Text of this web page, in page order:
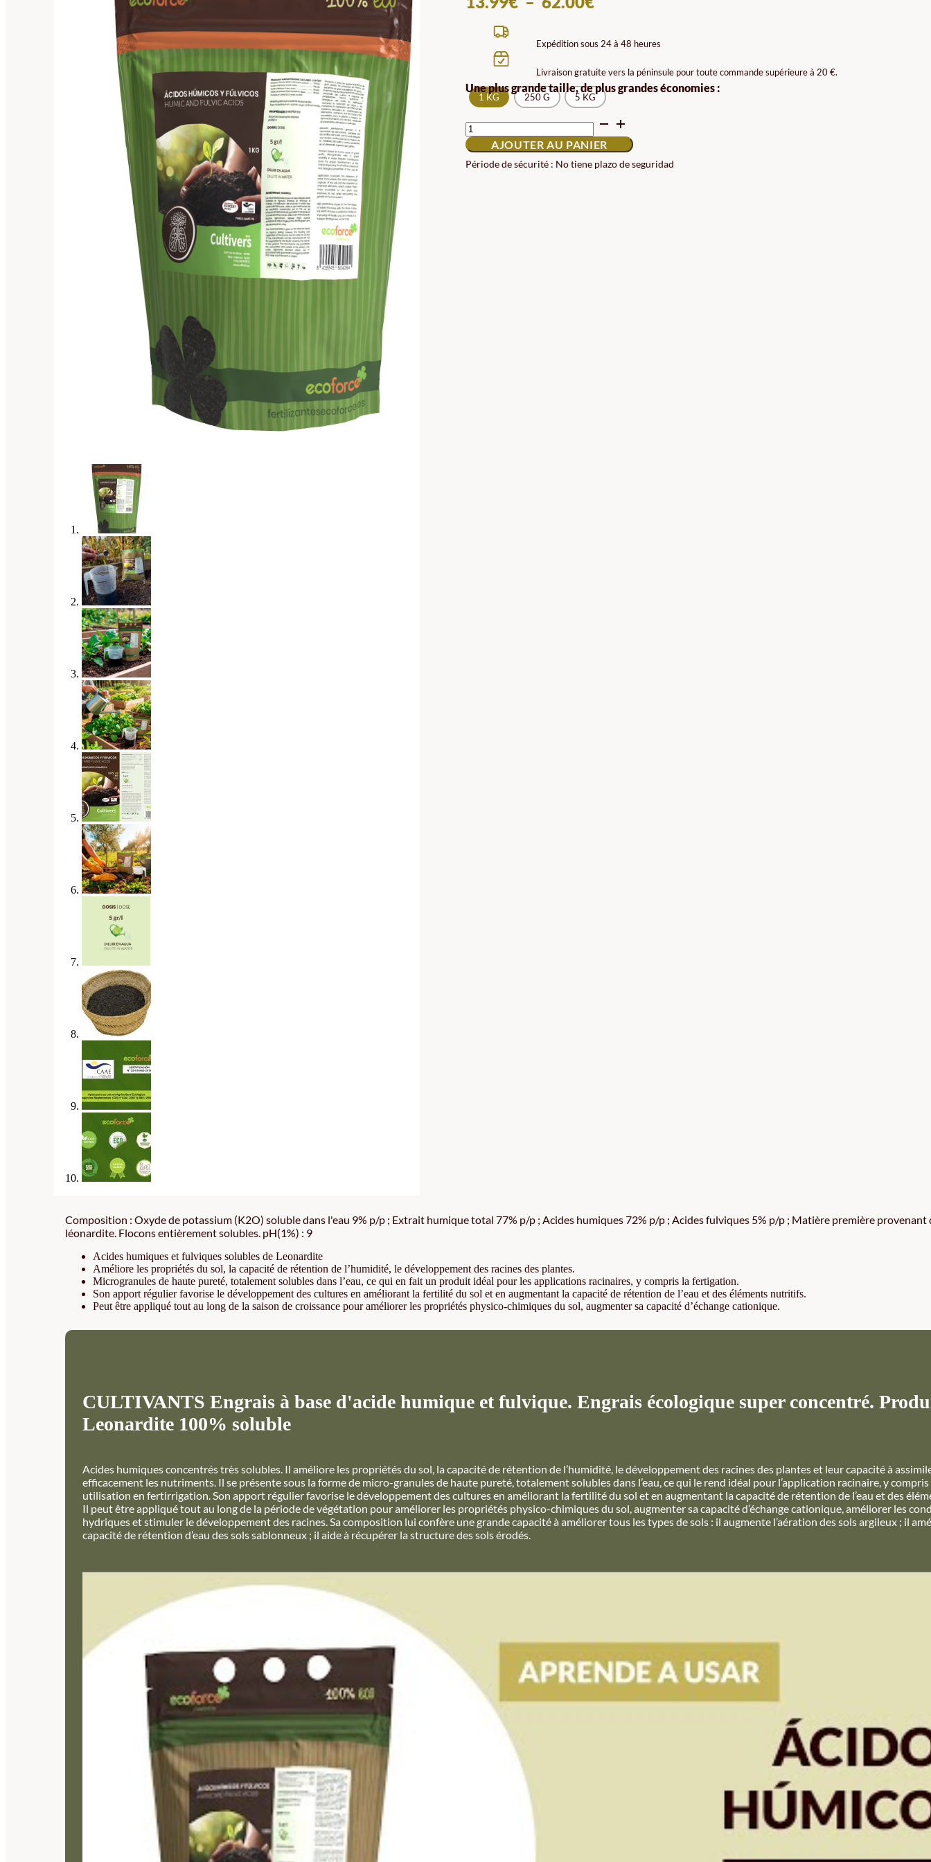
PRIX :
À
62.00€
Expédition sous 24 à 48 heures
Livraison gratuite vers la péninsule pour toute commande supérieure à 20 €.
Une plus grande taille, de plus grandes économies :
1 KG 250 G 5 KG
QUANTITÉ
DE
ACIDES
HUMIQUES
SOLIDES
AJOUTER AU PANIER
Période de sécurité : No tiene plazo de seguridad
Composition : Oxyde de potassium (K2O) soluble dans l'eau 9% p/p ; Extrait humique total 77% p/p ; Acides humiques 72% p/p ; Acides fulviques 5% p/p ; Matière première provenant
léonardite. Flocons entièrement solubles. pH(1%) : 9
Acides humiques et fulviques solubles de Leonardite
Améliore les propriétés du sol, la capacité de rétention de l’humidité, le développement des racines des plantes.
Microgranules de haute pureté, totalement solubles dans l’eau, ce qui en fait un produit idéal pour les applications racinaires, y compris la fertigation.
Son apport régulier favorise le développement des cultures en améliorant la fertilité du sol et en augmentant la capacité de rétention de l’eau et des éléments nutritifs.
Peut être appliqué tout au long de la saison de croissance pour améliorer les propriétés physico-chimiques du sol, augmenter sa capacité d’échange cationique.
CULTIVANTS Engrais à base d'acide humique et fulvique. Engrais écologique super concentré.
Leonardite 100% soluble
Acides humiques concentrés très solubles. Il améliore les propriétés du sol, la capacité de rétention de l’humidité, le développement des racines des plantes et leur capacité à
efficacement les nutriments. Il se présente sous la forme de micro-granules de haute pureté, totalement solubles dans l’eau, ce qui le rend idéal pour l’application racinaire, y
utilisation en fertirrigation. Son apport régulier favorise le développement des cultures en améliorant la fertilité du sol et en augmentant la capacité de rétention de l’eau et des
Il peut être appliqué tout au long de la période de végétation pour améliorer les propriétés physico-chimiques du sol, augmenter sa capacité d’échange cationique, améliorer les
hydriques et stimuler le développement des racines. Sa composition lui confère une grande capacité à améliorer tous les types de sols : il augmente l’aération des sols argileux ; il
capacité de rétention d’eau des sols sablonneux ; il aide à récupérer la structure des sols érodés.